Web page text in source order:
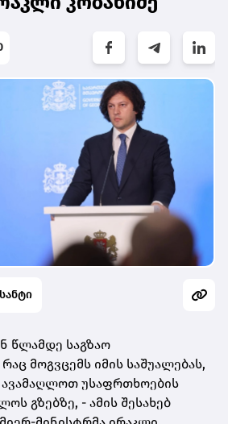
წლამდე საგზაო
მოგვცემს იმის საშუალებას,
უსაფრთხოების
გზებზე, - ამის შესახებ